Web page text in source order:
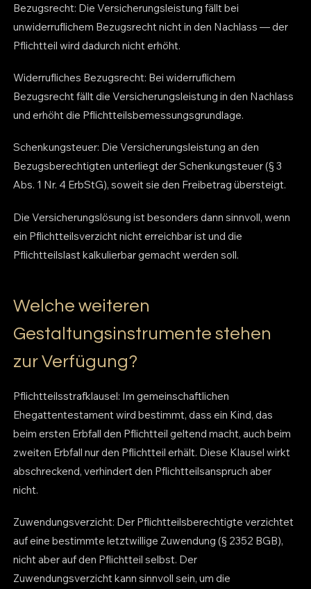
Bezugsrecht: Die Versicherungsleistung fällt bei
unwiderruflichem Bezugsrecht nicht in den Nachlass — der
Pflichtteil wird dadurch nicht erhöht.
Widerrufliches Bezugsrecht: Bei widerruflichem
Bezugsrecht fällt die Versicherungsleistung in den Nachlass
und erhöht die Pflichtteilsbemessungsgrundlage.
Schenkungsteuer: Die Versicherungsleistung an den
Bezugsberechtigten unterliegt der Schenkungsteuer (§ 3
Abs. 1 Nr. 4 ErbStG), soweit sie den Freibetrag übersteigt.
Die Versicherungslösung ist besonders dann sinnvoll, wenn
ein Pflichtteilsverzicht nicht erreichbar ist und die
Pflichtteilslast kalkulierbar gemacht werden soll.
Welche weiteren
Gestaltungsinstrumente stehen
zur Verfügung?
Pflichtteilsstrafklausel: Im gemeinschaftlichen
Ehegattentestament wird bestimmt, dass ein Kind, das
beim ersten Erbfall den Pflichtteil geltend macht, auch beim
zweiten Erbfall nur den Pflichtteil erhält. Diese Klausel wirkt
abschreckend, verhindert den Pflichtteilsanspruch aber
nicht.
Zuwendungsverzicht: Der Pflichtteilsberechtigte verzichtet
auf eine bestimmte letztwillige Zuwendung (§ 2352 BGB),
nicht aber auf den Pflichtteil selbst. Der
Zuwendungsverzicht kann sinnvoll sein, um die